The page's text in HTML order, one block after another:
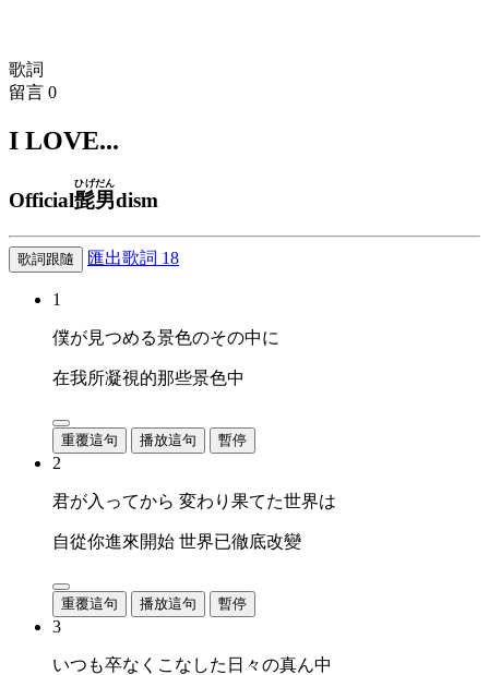
歌詞
留言 0
I LOVE...
Official髭男
ひげだん
dism
歌詞跟隨 匯出歌詞 18
1
僕が見つめる景色のその中に
在我所凝視的那些景色中
重覆這句 播放這句 暫停
2
君が入ってから 変わり果てた世界は
自從你進來開始 世界已徹底改變
重覆這句 播放這句 暫停
3
いつも卒なくこなした日々の真ん中